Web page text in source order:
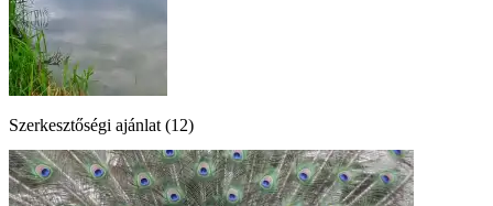
Szerkesztőségi ajánlat (12)